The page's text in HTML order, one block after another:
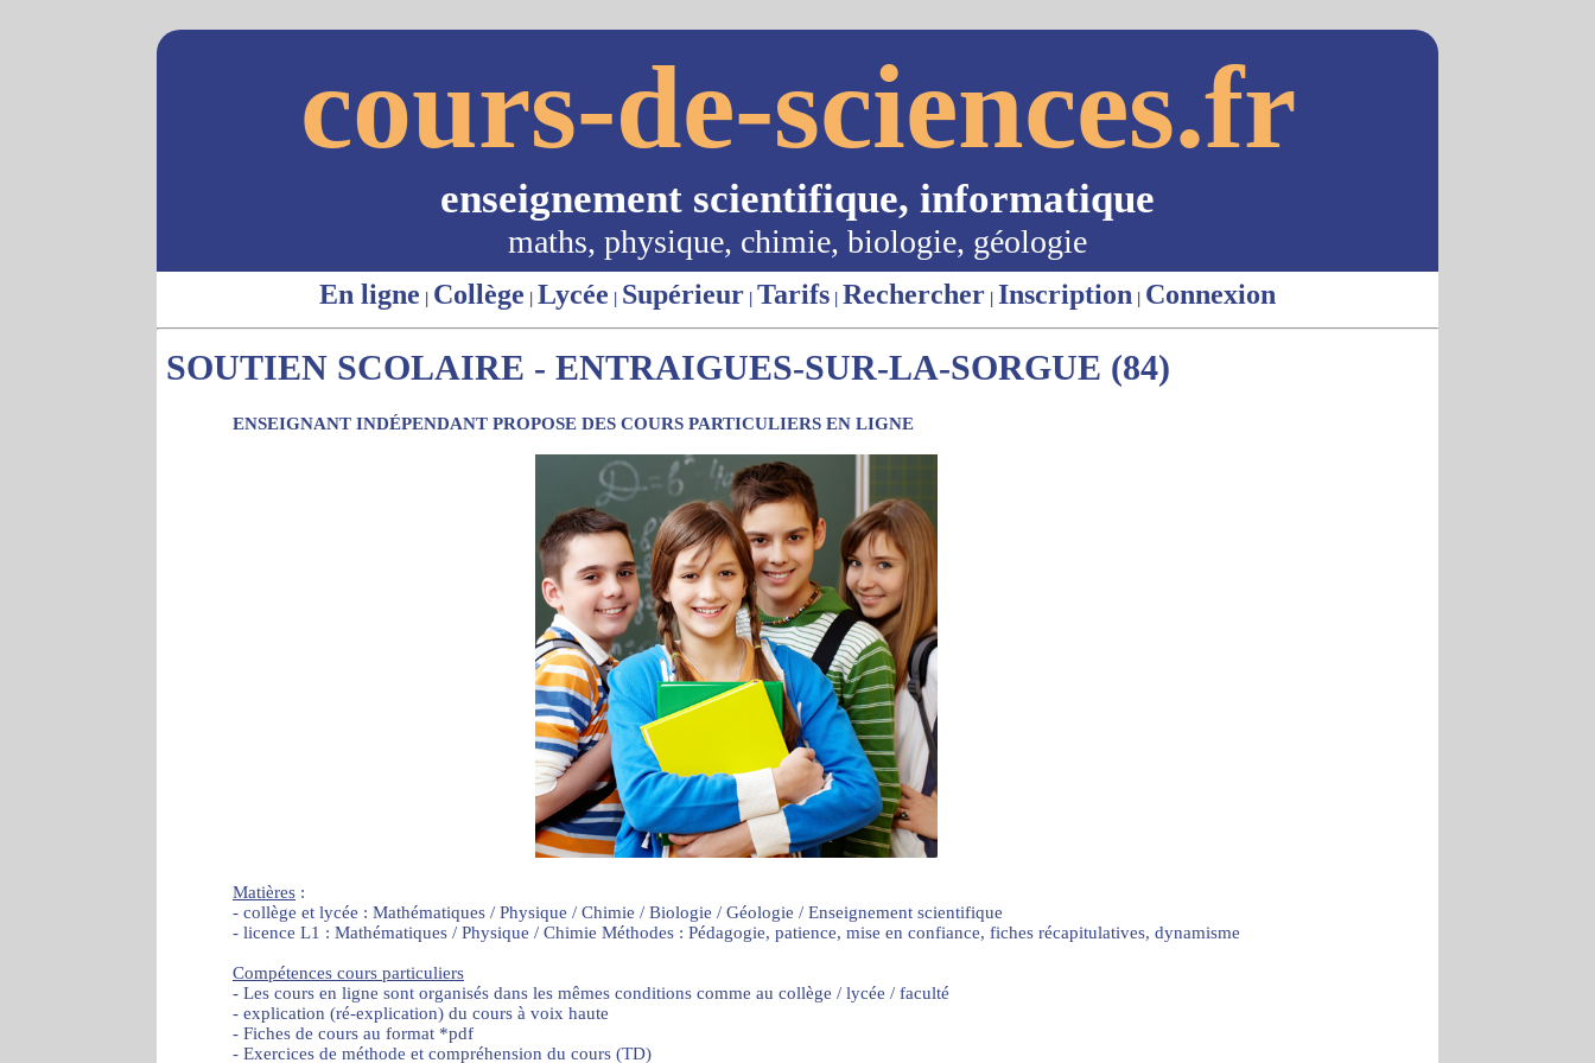
cours-de-sciences.fr
enseignement scientifique, informatique
maths, physique, chimie, biologie, géologie
En ligne | Collège | Lycée | Supérieur | Tarifs | Rechercher | Inscription | Connexion
SOUTIEN SCOLAIRE - ENTRAIGUES-SUR-LA-SORGUE (84)
ENSEIGNANT INDÉPENDANT PROPOSE DES COURS PARTICULIERS EN LIGNE
Matières :
- collège et lycée : Mathématiques / Physique / Chimie / Biologie / Géologie / Enseignement scientifique
- licence L1 : Mathématiques / Physique / Chimie Méthodes : Pédagogie, patience, mise en confiance, fiches récapitulatives, dynamisme
Compétences cours particuliers
- Les cours en ligne sont organisés dans les mêmes conditions comme au collège / lycée / faculté
- explication (ré-explication) du cours à voix haute
- Fiches de cours au format *pdf
- Exercices de méthode et compréhension du cours (TD)